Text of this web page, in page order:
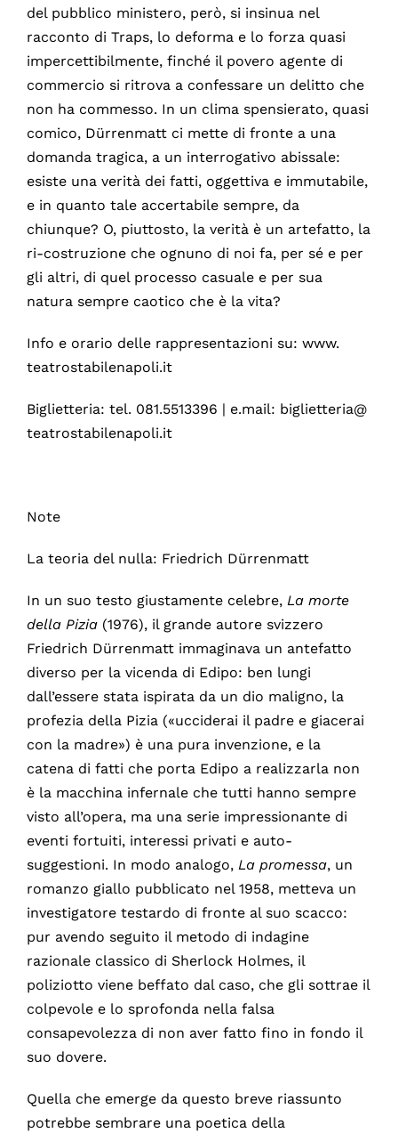
del pubblico ministero, però, si insinua nel
racconto di Traps, lo deforma e lo forza quasi
impercettibilmente, finché il povero agente di
commercio si ritrova a confessare un delitto che
non ha commesso. In un clima spensierato, quasi
comico, Dürrenmatt ci mette di fronte a una
domanda tragica, a un interrogativo abissale:
esiste una verità dei fatti, oggettiva e immutabile,
e in quanto tale accertabile sempre, da
chiunque? O, piuttosto, la verità è un artefatto, la
ri-costruzione che ognuno di noi fa, per sé e per
gli altri, di quel processo casuale e per sua
natura sempre caotico che è la vita?
Info e orario delle rappresentazioni su: www.
teatrostabilenapoli.it
Biglietteria: tel. 081.5513396 | e.mail: biglietteria@
teatrostabilenapoli.it
Note
La teoria del nulla: Friedrich Dürrenmatt
In un suo testo giustamente celebre, La morte
della Pizia(1976), il grande autore svizzero
Friedrich Dürrenmatt immaginava un antefatto
diverso per la vicenda di Edipo: ben lungi
dall’essere stata ispirata da un dio maligno, la
profezia della Pizia («ucciderai il padre e giacerai
con la madre») è una pura invenzione, e la
catena di fatti che porta Edipo a realizzarla non
è la macchina infernale che tutti hanno sempre
visto all’opera, ma una serie impressionante di
eventi fortuiti, interessi privati e auto-
suggestioni. In modo analogo, La promessa, un
romanzo giallo pubblicato nel 1958, metteva un
investigatore testardo di fronte al suo scacco:
pur avendo seguito il metodo di indagine
razionale classico di Sherlock Holmes, il
poliziotto viene beffato dal caso, che gli sottrae il
colpevole e lo sprofonda nella falsa
consapevolezza di non aver fatto fino in fondo il
suo dovere.
Quella che emerge da questo breve riassunto
potrebbe sembrare una poetica della